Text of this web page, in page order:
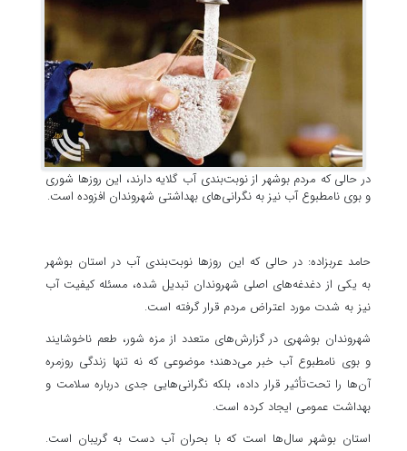
در حالی که مردم بوشهر از نوبت‌بندی آب گلایه دارند، این روزها شوری
و بوی نامطبوع آب نیز به نگرانی‌های بهداشتی شهروندان افزوده است.
حامد عربزاده: در حالی که این روزها نوبت‌بندی آب در استان بوشهر
به یکی از دغدغه‌های اصلی شهروندان تبدیل شده، مسئله کیفیت آب
نیز به شدت مورد اعتراض مردم قرار گرفته است.
شهروندان بوشهری در گزارش‌های متعدد از مزه شور، طعم ناخوشایند
و بوی نامطبوع آب خبر می‌دهند؛ موضوعی که نه تنها زندگی روزمره
آن‌ها را تحت‌تأثیر قرار داده، بلکه نگرانی‌هایی جدی درباره سلامت و
بهداشت عمومی ایجاد کرده است.
استان بوشهر سال‌ها است که با بحران آب دست به گریبان است.